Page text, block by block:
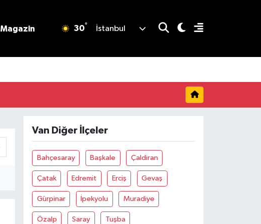
Magazin 30° İstanbul
Van Diğer İlçeler
Bahçesaray Başkale Çaldiran
Çatak Edremit Erciş Gevaş
Gürpinar İpekyolu Muradiye
Özalp Saray Tuşba